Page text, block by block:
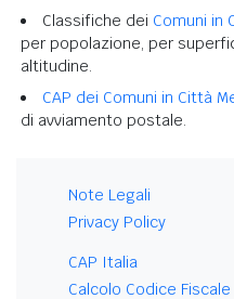
Classifiche dei Comuni in
per popolazione, per
altitudine.
CAP dei Comuni in Città
di avviamento postale.
Note Legali
Privacy Policy
CAP Italia
Calcolo Codice Fiscale